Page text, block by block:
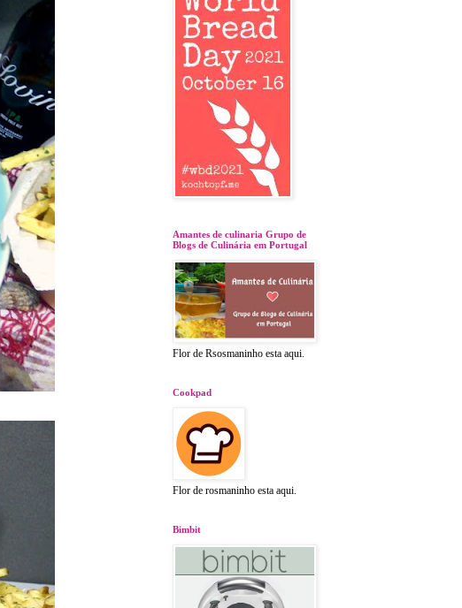
Amantes de culinaria Grupo de
Blogs de Culinária em Portugal
Flor de Rsosmaninho esta aqui.
Cookpad
Flor de rosmaninho esta aqui.
Bimbit